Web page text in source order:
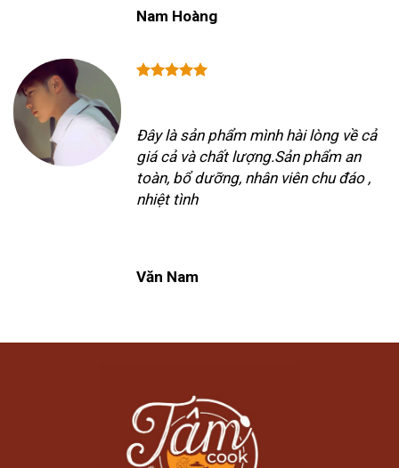
Nam Hoàng
Đây là sản phẩm mình hài lòng về cả
giá cả và chất lượng.Sản phẩm an
toàn, bổ dưỡng, nhân viên chu đáo ,
nhiệt tình
Văn Nam